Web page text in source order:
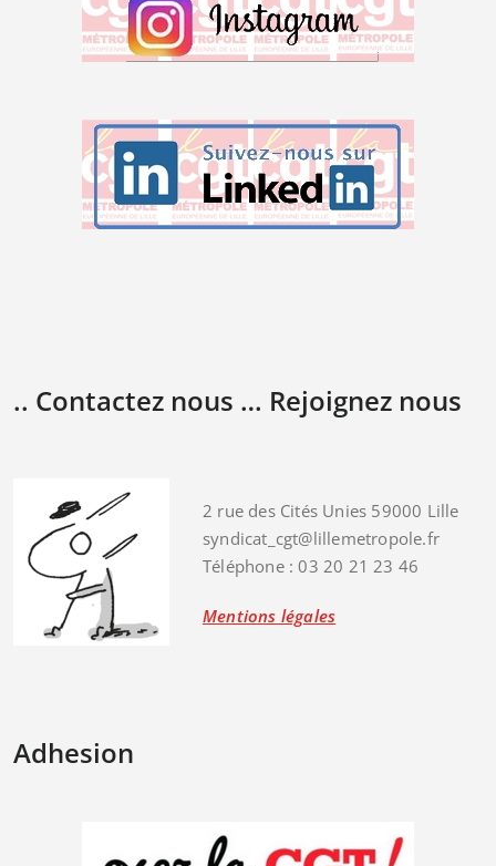
.. Contactez nous … Rejoignez nous
2 rue des Cités Unies 59000 Lille
syndicat_cgt@lillemetropole.fr
Téléphone : 03 20 21 23 46
Mentions légales
Adhesion